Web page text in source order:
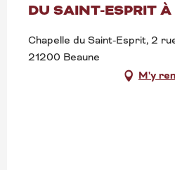
DU SAINT-ESPRIT
Chapelle du Saint-Esprit, 2
21200 Beaune
M'y